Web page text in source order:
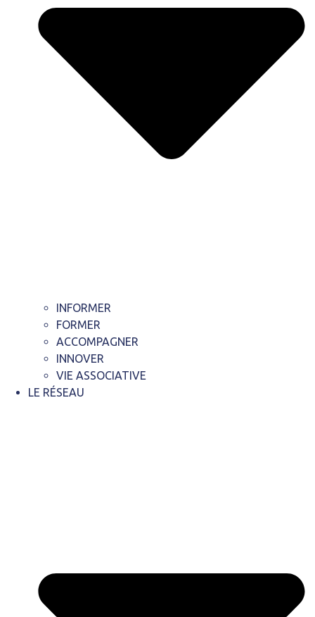
INFORMER
FORMER
ACCOMPAGNER
INNOVER
VIE ASSOCIATIVE
LE RÉSEAU